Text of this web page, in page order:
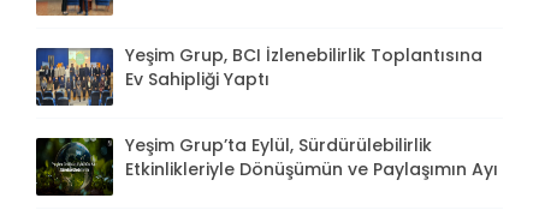
Yeşim Grup, BCI İzlenebilirlik Toplantısına
Ev Sahipliği Yaptı
Yeşim Grup’ta Eylül, Sürdürülebilirlik
Etkinlikleriyle Dönüşümün ve Paylaşımın Ayı